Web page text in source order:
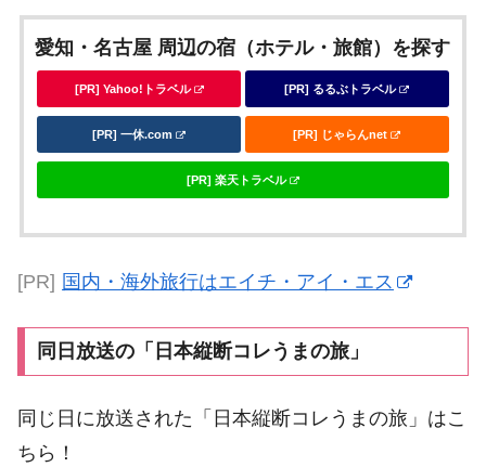
愛知・名古屋 周辺の宿（ホテル・旅館）を探す
[PR] Yahoo!トラベル [PR] るるぶトラベル
[PR] 一休.com [PR] じゃらんnet
[PR] 楽天トラベル
[PR] 国内・海外旅行はエイチ・アイ・エス
同日放送の「日本縦断コレうまの旅」
同じ日に放送された「日本縦断コレうまの旅」はこ
ちら！